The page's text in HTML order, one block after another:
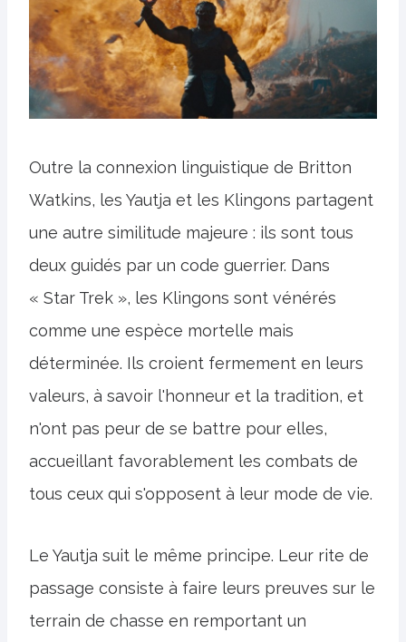
Outre la connexion linguistique de Britton
Watkins, les Yautja et les Klingons partagent
une autre similitude majeure : ils sont tous
deux guidés par un code guerrier. Dans
« Star Trek », les Klingons sont vénérés
comme une espèce mortelle mais
déterminée. Ils croient fermement en leurs
valeurs, à savoir l'honneur et la tradition, et
n'ont pas peur de se battre pour elles,
accueillant favorablement les combats de
tous ceux qui s'opposent à leur mode de vie.
Le Yautja suit le même principe. Leur rite de
passage consiste à faire leurs preuves sur le
terrain de chasse en remportant un